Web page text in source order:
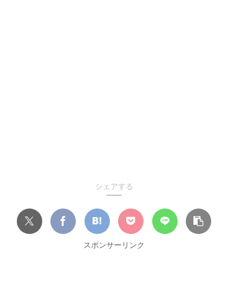
シェアする
スポンサーリンク